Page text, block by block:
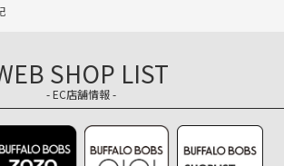
SHOP LIST
- EC店舗情報 -